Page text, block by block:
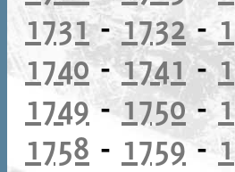
1731-1732-
1740-1741-
1749-1750-
1758 - 1759-